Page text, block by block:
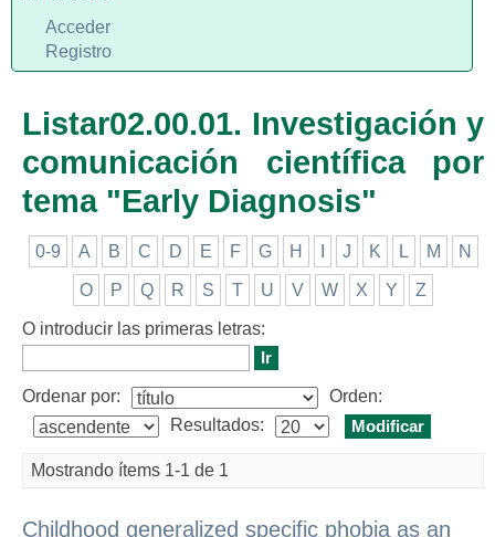
Listar02.00.01. Investigación y
comunicación científica por
tema "Early Diagnosis"
0-9 A B C D E F G H J K L M N
O P Q R S T U V W X Y Z
O introducir las primeras letras:
Ordenar por:
Orden:
Resultados:
Mostrando ítems 1-1 de 1
Childhood generalized specific phobia as an
Acceder
Registro